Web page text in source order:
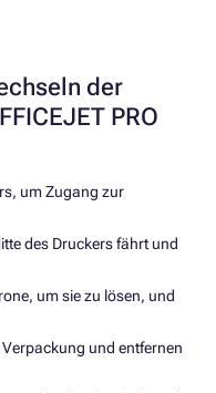
der
PRO
um Zugang zur
des Druckers fährt und
um sie zu lösen, und
und entfernen